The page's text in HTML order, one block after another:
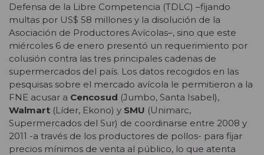
Defensa de la Libre Competencia (TDLC) –fijando
multas por US$ 58 millones y la disolución de la
Asociación de Productores Avícolas–, sino que este
miércoles 6 de enero presentó un requerimiento por
colusión contra las tres principales cadenas de
supermercados del país. Los datos recogidos en las
pesquisas sobre el mercado avícola le permitieron a la
FNE acusar a Cencosud (Jumbo, Santa Isabel),
Walmart (Líder, Ekono) y SMU (Unimarc,
Supermercados del Sur) de coordinarse entre 2008 y
2011 -a través de los productores de pollos- para fijar
precios mínimos de venta al público, lo que atenta